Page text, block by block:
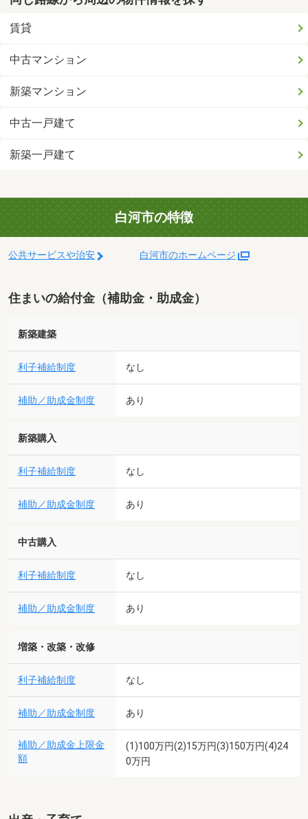
賃貸
中古マンション
新築マンション
中古一戸建て
新築一戸建て
白河市の特徴
公共サービスや治安 白河市のホームページ
住まいの給付金（補助金・助成金）
新築建築
利子補給制度 なし
補助／助成金制度 あり
新築購入
利子補給制度 なし
補助／助成金制度 あり
中古購入
利子補給制度 なし
補助／助成金制度 あり
増築・改築・改修
利子補給制度 なし
補助／助成金制度 あり
補助／助成金上限金
額
(1)100万円(2)15万円(3)150万円(4)24
0万円